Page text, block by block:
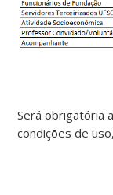
Será obrigatória
condições de